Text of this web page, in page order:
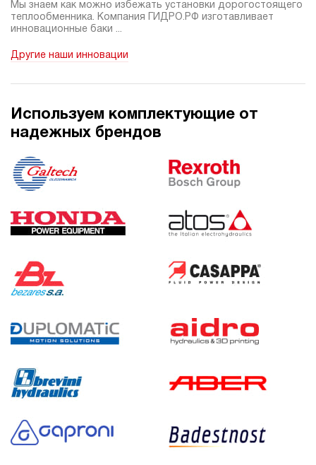
Мы знаем как можно избежать установки дорогостоящего
теплообменника. Компания ГИДРО.РФ изготавливает
инновационные баки ...
Другие наши инновации
Используем комплектующие от
надежных брендов